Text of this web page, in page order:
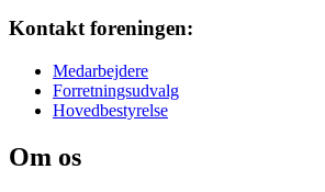
Kontakt foreningen:
Medarbejdere
Forretningsudvalg
Hovedbestyrelse
Om os